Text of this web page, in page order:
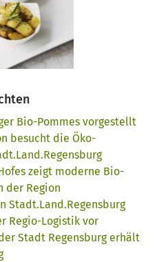
Bio-Pommes vorgestellt
besucht die Öko-
zeigt moderne Bio-
der Region
Stadt.Land.Regensburg
Regio-Logistik vor
Stadt Regensburg erhält